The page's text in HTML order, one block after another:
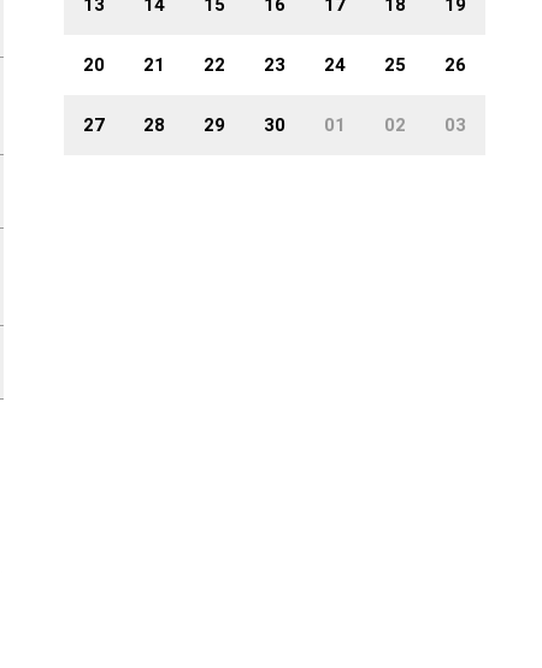
13 14 15 16 17 18 19
20 21 22 23 24 25 26
27 28 29 30 01 02 03